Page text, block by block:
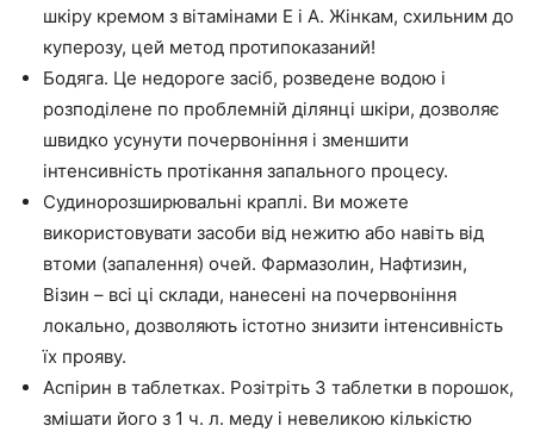
шкіру кремом з вітамінами Е і А. Жінкам, схильним до
куперозу, цей метод протипоказаний!
Бодяга. Це недороге засіб, розведене водою і
розподілене по проблемній ділянці шкіри, дозволяє
швидко усунути почервоніння і зменшити
інтенсивність протікання запального процесу.
Судинорозширювальні краплі. Ви можете
використовувати засоби від нежитю або навіть від
втоми (запалення) очей. Фармазолин, Нафтизин,
Візин – всі ці склади, нанесені на почервоніння
локально, дозволяють істотно знизити інтенсивність
їх прояву.
Аспірин в таблетках. Розітріть 3 таблетки в порошок,
змішати його з 1 ч. л. меду і невеликою кількістю